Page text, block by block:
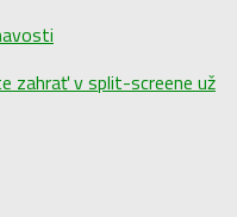
zahrať v split-screene už